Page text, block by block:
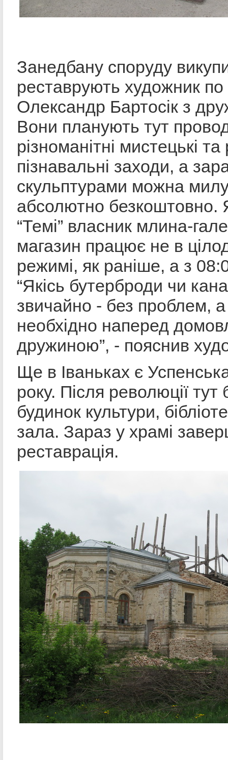
Занедбану споруду
реставрують художник
Олександр Бартосік з
Вони планують тут
різноманітні мистецькі
пізнавальні заходи, а
скульптурами можна
абсолютно безкоштовно.
“Темі” власник млина-
магазин працює не в
режимі, як раніше, а з
“Якісь бутерброди чи
звичайно - без проблем,
необхідно наперед
дружиною”, - пояснив
Ще в Іваньках є
року. Після революції тут
будинок культури,
зала. Зараз у храмі
реставрація.